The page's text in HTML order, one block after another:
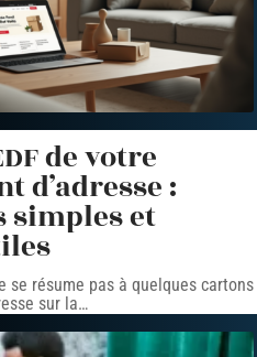
de votre
d’adresse :
simples et
se résume pas à quelques cartons
sur la…